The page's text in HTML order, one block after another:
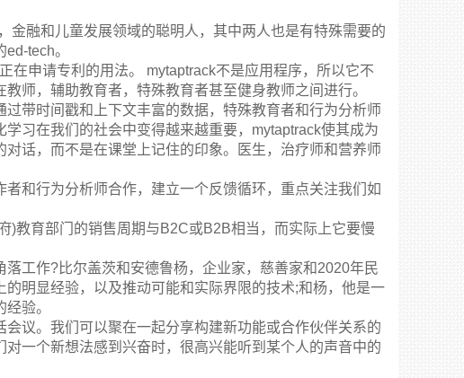
融和儿童发展领域的聪明人，其中两人也是有特殊需要的
tech。
在申请专利的用法。 mytaptrack不是应用程序，所以它不
师，辅助教育者，特殊教育者甚至健身教师之间进行。
带时间戳和上下文丰富的数据，特殊教育者和行为分析师
习在我们的社会中变得越来越重要，mytaptrack使其成为
话，而不是在课堂上记住的印象。医生，治疗师和营养师
和行为分析师合作，建立一个反馈循环，重点关注我们如
)教育部门的销售周期与B2C或B2B相当，而实际上它要慢
工作?比尔盖茨和安德鲁杨，企业家，慈善家和2020年民
明显经验，以及推动可能和实际界限的技术;和杨，他是一
验。
议。我们可以聚在一起分享构建新功能或合作伙伴关系的
一个新想法感到兴奋时，很高兴能听到某个人的声音中的